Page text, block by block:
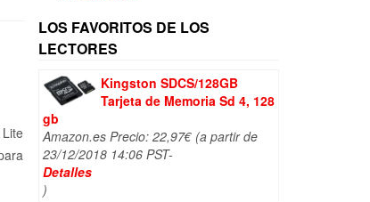
LOS FAVORITOS DE LOS
LECTORES
Kingston SDCS/128GB
Tarjeta de Memoria Sd 4, 128
gb
Amazon.es Precio: 22,97€ (a partir de
23/12/2018 14:06 PST-
Detalles
)